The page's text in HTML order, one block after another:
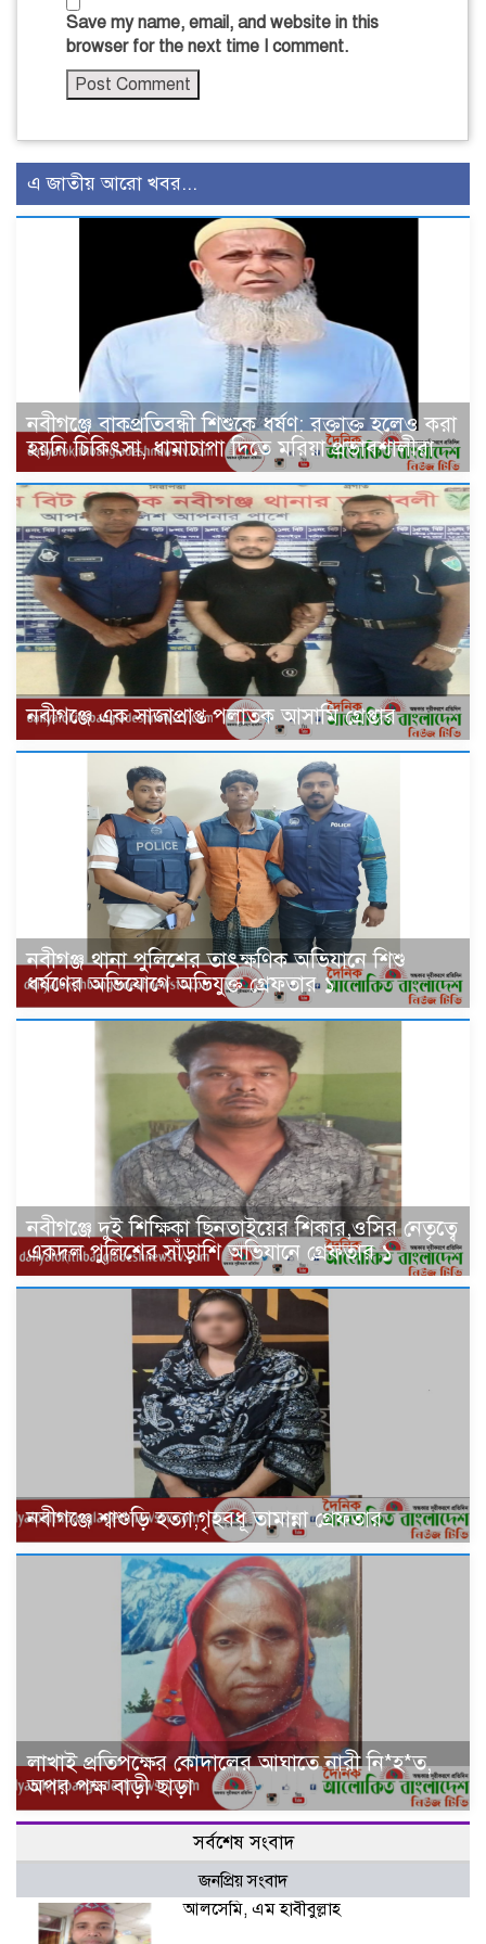
Save my name, email, and website in this
browser for the next time I comment.
এ জাতীয় আরো খবর...
নবীগঞ্জে বাকপ্রতিবন্ধী শিশুকে ধর্ষণ: রক্তাক্ত হলেও করা
হয়নি চিকিৎসা, ধামাচাপা দিতে মরিয়া প্রভাবশালীরা
‎নবীগঞ্জে এক সাজাপ্রাপ্ত পলাতক আসামি গ্রেপ্তার
নবীগঞ্জ থানা পুলিশের তাৎক্ষণিক অভিযানে শিশু
ধর্ষণের অভিযোগে অভিযুক্ত গ্রেফতার ১
নবীগঞ্জে দুই শিক্ষিকা ছিনতাইয়ের শিকার,ওসির নেতৃত্বে
একদল পুলিশের সাঁড়াশি অভিযানে গ্রেফতার ১
নবীগঞ্জে শ্বাশুড়ি হত্যা,গৃহবধূ তামান্না গ্রেফতার
লাখাই প্রতিপক্ষের কোদালের আঘাতে নারী নি*হ*ত,
অপর পক্ষ বাড়ী ছাড়া
সর্বশেষ সংবাদ
জনপ্রিয় সংবাদ
আলসেমি, এম হাবীবুল্লাহ